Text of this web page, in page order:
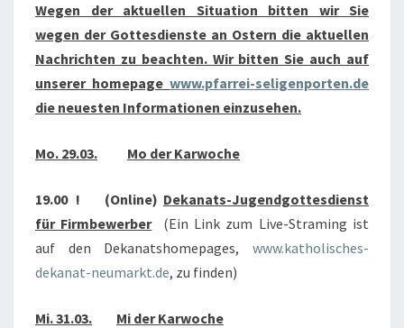
Wegen der aktuellen Situation bitten wir Sie
wegen der Gottesdienste an Ostern die aktuellen
Nachrichten zu beachten. Wir bitten Sie auch auf
unserer homepage www.pfarrei-seligenporten.de
die neuesten Informationen einzusehen.
Mo. 29.03. Mo der Karwoche
19.00 ! (Online) Dekanats-Jugendgottesdienst
für Firmbewerber(Ein Link zum Live-Straming ist
auf den Dekanatshomepages, www.katholisches-
dekanat-neumarkt.de, zu finden)
Mi. 31.03. Mi der Karwoche